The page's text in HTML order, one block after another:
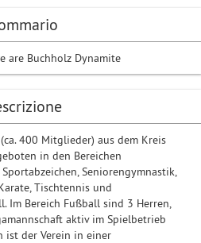
are Buchholz Dynamite
400 Mitglieder) aus dem Kreis
in den Bereichen
Seniorengymnastik,
Tischtennis und
Im Bereich Fußball sind 3 Herren,
aktiv im Spielbetrieb
ist der Verein in einer